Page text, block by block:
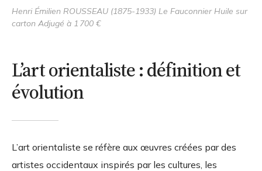
Henri Émilien ROUSSEAU (1875-1933) Le Fauconnier Huile sur
carton Adjugé à 1 700 €
L’art orientaliste : définition et
évolution
L’art orientaliste se réfère aux œuvres créées par des
artistes occidentaux inspirés par les cultures, les